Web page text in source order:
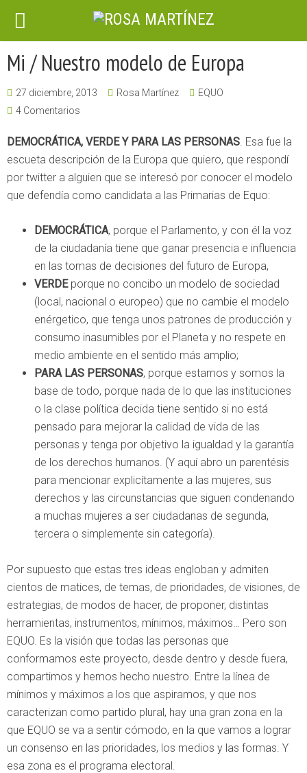
Mi / Nuestro modelo de Europa
27 diciembre, 2013 Rosa Martínez
EQUO
4 Comentarios
DEMOCRÁTICA, VERDE Y PARA LAS PERSONAS. Esa fue la
escueta descripción de la Europa que quiero, que respondí
por twitter a alguien que se interesó por conocer el modelo
que defendía como candidata a las Primarias de Equo:
DEMOCRÁTICA, porque el Parlamento, y con él la voz
de la ciudadanía tiene que ganar presencia e influencia
en las tomas de decisiones del futuro de Europa,
VERDEporque no concibo un modelo de sociedad
(local, nacional o europeo) que no cambie el modelo
enérgetico, que tenga unos patrones de producción y
consumo inasumibles por el Planeta y no respete en
medio ambiente en el sentido más amplio;
PARA LAS PERSONAS, porque estamos y somos la
base de todo, porque nada de lo que las instituciones
o la clase política decida tiene sentido si no está
pensado para mejorar la calidad de vida de las
personas y tenga por objetivo la igualdad y la garantía
de los derechos humanos. (Y aquí abro un parentésis
para mencionar explicítamente a las mujeres, sus
derechos y las circunstancias que siguen condenando
a muchas mujeres a ser ciudadanas de segunda,
tercera o simplemente sin categoría).
Por supuesto que estas tres ideas engloban y admiten
cientos de matices, de temas, de prioridades, de visiones, de
estrategias, de modos de hacer, de proponer, distintas
herramientas, instrumentos, mínimos, máximos… Pero son
EQUO. Es la visión que todas las personas que
conformamos este proyecto, desde dentro y desde fuera,
compartimos y hemos hecho nuestro. Entre la línea de
mínimos y máximos a los que aspiramos, y que nos
caracterizan como partido plural, hay una gran zona en la
que EQUO se va a sentir cómodo, en la que vamos a lograr
un consenso en las prioridades, los medios y las formas. Y
esa zona es el programa electoral.